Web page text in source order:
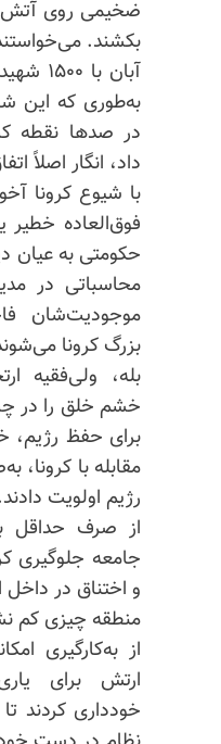
ضخیمی روی آتش
بکشند.
آبان
به‌طوری که این
در صدها نقطه
داد، انگار اصلاً
با شیوع کرونا
فوق‌العاده خطیر
حکومتی به عیان
محاسباتی در
موجودیت‌شان
بزرگ کرونا
بله، ولی‌فقیه
خشم خلق را در
برای حفظ رژیم،
مقابله با کرونا،
رژیم اولویت
از صرف حداقل
جامعه جلوگیری
و اختناق در
منطقه چیزی کم
از به‌کارگیری
ارتش برای
خودداری کردند